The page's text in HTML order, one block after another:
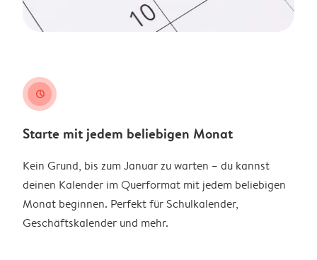
clock
Starte mit jedem beliebigen Monat
Kein Grund, bis zum Januar zu warten – du kannst
deinen Kalender im Querformat mit jedem beliebigen
Monat beginnen. Perfekt für Schulkalender,
Geschäftskalender und mehr.